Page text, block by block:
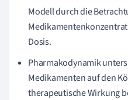
Modell durch die
Dosis.
Pharmakodynamik
Medikamenten auf den
therapeutische Wirkung